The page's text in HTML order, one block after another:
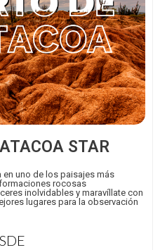
STAR
en uno de los paisajes más
rocosas
inolvidables y maravíllate con
lugares para la observación